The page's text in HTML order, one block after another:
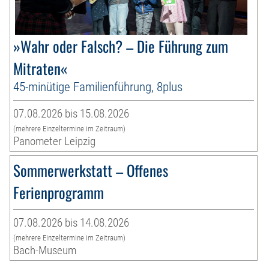
»Wahr oder Falsch? – Die Führung zum
Mitraten«
45-minütige Familienführung, 8plus
07.08.2026 bis 15.08.2026
(mehrere Einzeltermine im Zeitraum)
Panometer Leipzig
Sommerwerkstatt – Offenes
Ferienprogramm
07.08.2026 bis 14.08.2026
(mehrere Einzeltermine im Zeitraum)
Bach-Museum